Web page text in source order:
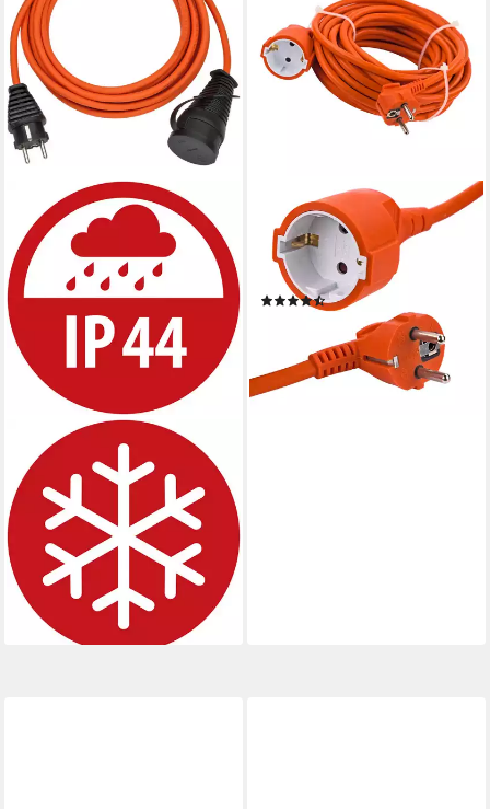
BRENNENSTUHL
BREMAXX ATN05V3V3-F
3G1,5, 5 m
Verlängerungskabel, Typ F
(Schuko), (500 cm)
ab 15,47 €
18,79 €
-18%
lieferbar - in 2-3 Werktagen bei dir
DEMA
10 m Verlängerungskabel
orange H05VV-F 3G1,5 mm²
Verlängerungskabel
(2)
lieferbar - in 2-3 Werktagen bei dir